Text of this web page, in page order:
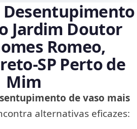
Desentupimento
Jardim Doutor
Romeo,
Perto de
Mim
de vaso mais
alternativas eficazes: